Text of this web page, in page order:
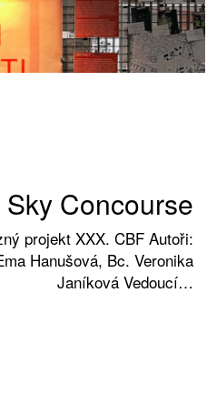
Sky Concourse
projekt XXX. CBF Autoři:
Hanušová, Bc. Veronika
Janíková Vedoucí…